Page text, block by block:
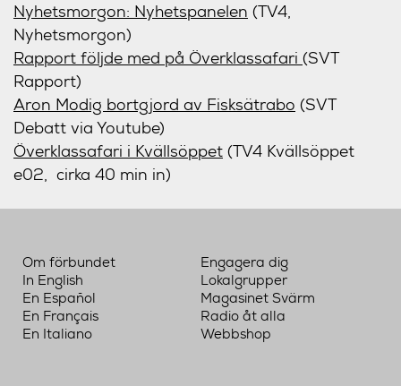
Nyhetsmorgon: Nyhetspanelen (TV4,
Nyhetsmorgon)
Rapport följde med på Överklassafari (SVT
Rapport)
Aron Modig bortgjord av Fisksätrabo (SVT
Debatt via Youtube)
Överklassafari i Kvällsöppet (TV4 Kvällsöppet
e02, cirka 40 min in)
Om förbundet
In English
En Español
En Français
En Italiano
Engagera dig
Lokalgrupper
Magasinet Svärm
Radio åt alla
Webbshop